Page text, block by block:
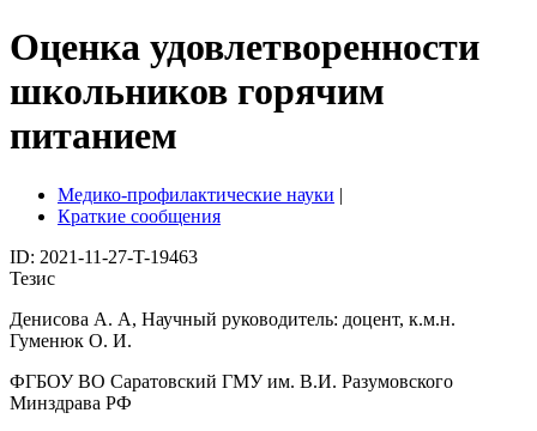
Оценка удовлетворенности
школьников горячим
питанием
Медико-профилактические науки |
Краткие сообщения
ID: 2021-11-27-T-19463
Тезис
Денисова А. А, Научный руководитель: доцент, к.м.н.
Гуменюк О. И.
ФГБОУ ВО Саратовский ГМУ им. В.И. Разумовского
Минздрава РФ